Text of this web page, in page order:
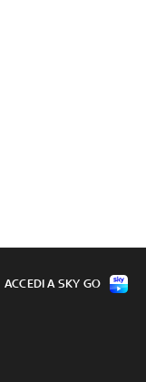
ACCEDI A SKY GO